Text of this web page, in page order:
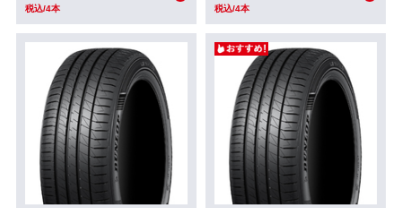
税込/4本 税込/4本